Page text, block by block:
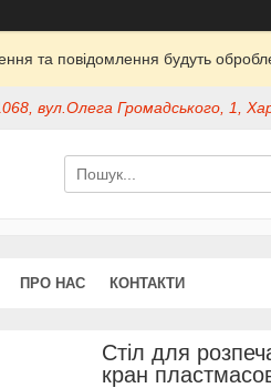
та повідомлення будуть
вул.Олега Громадського, 1,
ПРО НАС КОНТАКТИ
Стіл для
кран